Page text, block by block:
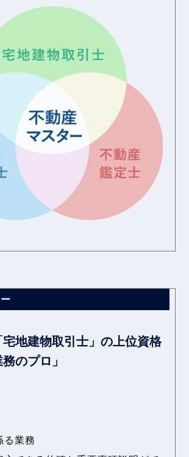
宅地建物取引士」の上位資格
のプロ」
る業務